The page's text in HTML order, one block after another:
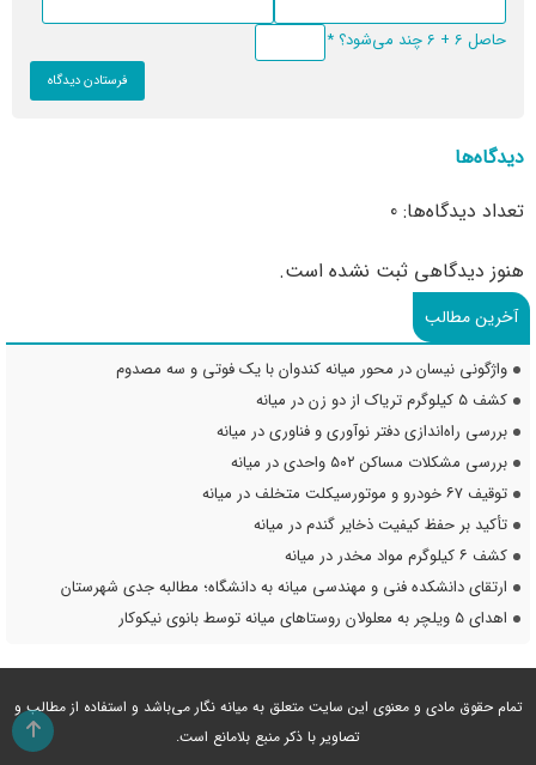
حاصل 6 + 6 چند می‌شود؟ *
دیدگاه‌ها
تعداد دیدگاه‌ها: 0
هنوز دیدگاهی ثبت نشده است.
آخرین مطالب
واژگونی نیسان در محور میانه کندوان با یک فوتی و سه مصدوم
کشف ۵ کیلوگرم تریاک از دو زن در میانه
بررسی راه‌اندازی دفتر نوآوری و فناوری در میانه
بررسی مشکلات مساکن ۵۰۲ واحدی در میانه
توقیف ۶۷ خودرو و موتورسیکلت متخلف در میانه
تأکید بر حفظ کیفیت ذخایر گندم در میانه
کشف ۶ کیلوگرم مواد مخدر در میانه
ارتقای دانشکده فنی و مهندسی میانه به دانشگاه؛ مطالبه جدی شهرستان
اهدای ۵ ویلچر به معلولان روستاهای میانه توسط بانوی نیکوکار
تمام حقوق مادی و معنوی این سایت متعلق به میانه نگار می‌باشد و استفاده از مطالب و
تصاویر با ذکر منبع بلامانع است.